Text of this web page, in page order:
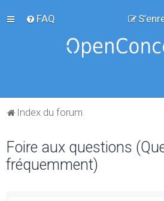
FAQ
Index du forum
Foire aux questions
fréquemment)